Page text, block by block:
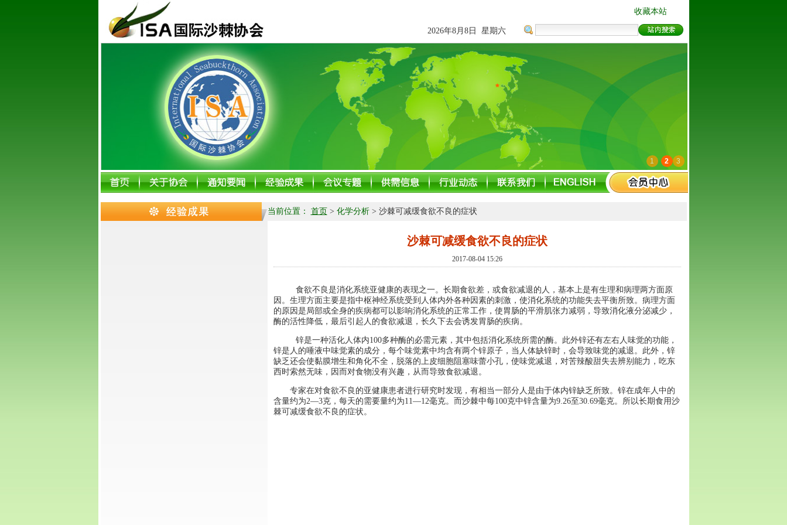
2026年8月8日 星期六
收藏本站
1 2 3
当前位置： 首页 > 化学分析> 沙棘可减缓食欲不良的症状
沙棘可减缓食欲不良的症状
2017-08-04 15:26
食欲不良是消化系统亚健康的表现之一。长期食欲差，或食欲减退的人，基本上是有生理和病理两方面原
因。生理方面主要是指中枢神经系统受到人体内外各种因素的刺激，使消化系统的功能失去平衡所致。病理方面
的原因是局部或全身的疾病都可以影响消化系统的正常工作，使胃肠的平滑肌张力减弱，导致消化液分泌减少，
酶的活性降低，最后引起人的食欲减退，长久下去会诱发胃肠的疾病。
锌是一种活化人体内100多种酶的必需元素，其中包括消化系统所需的酶。此外锌还有左右人味觉的功能，
锌是人的唾液中味觉素的成分，每个味觉素中均含有两个锌原子，当人体缺锌时，会导致味觉的减退。此外，锌
缺乏还会使黏膜增生和角化不全，脱落的上皮细胞阻塞味蕾小孔，使味觉减退，对苦辣酸甜失去辨别能力，吃东
西时索然无味，因而对食物没有兴趣，从而导致食欲减退。
专家在对食欲不良的亚健康患者进行研究时发现，有相当一部分人是由于体内锌缺乏所致。锌在成年人中的
含量约为2—3克，每天的需要量约为11—12毫克。而沙棘中每100克中锌含量为9.26至30.69毫克。所以长期食用沙
棘可减缓食欲不良的症状。